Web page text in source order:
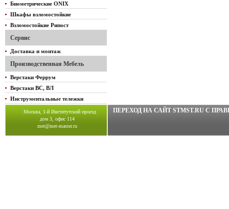
Биометрические ONIX
Шкафы взломостойкие
Взломостойкие Рипост
Сервис
Доставка и монтаж
Производственная Мебель
Верстаки Феррум
Верстаки ВС, ВЛ
Инструментальные тележки
Москва, 1-й Институтский проезд
дом 3, офис 114
met@met-master.ru
ПЕРЕХОД НА САЙТ STMST.RU C